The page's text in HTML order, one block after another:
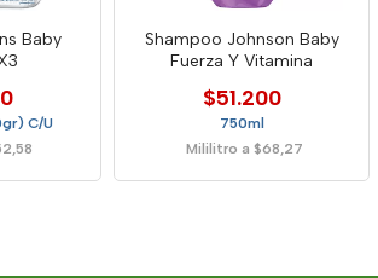
Baby
C/U
Shampoo Johnson Baby
Fuerza Y Vitamina
$51.200
750ml
Mililitro a $68,27